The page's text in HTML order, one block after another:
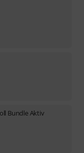
Bundle Aktiv